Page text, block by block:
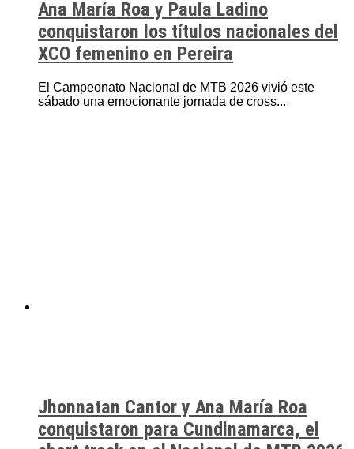
Ana María Roa y Paula Ladino
conquistaron los títulos nacionales del
XCO femenino en Pereira
El Campeonato Nacional de MTB 2026 vivió este
sábado una emocionante jornada de cross...
Jhonnatan Cantor y Ana María Roa
conquistaron para Cundinamarca, el